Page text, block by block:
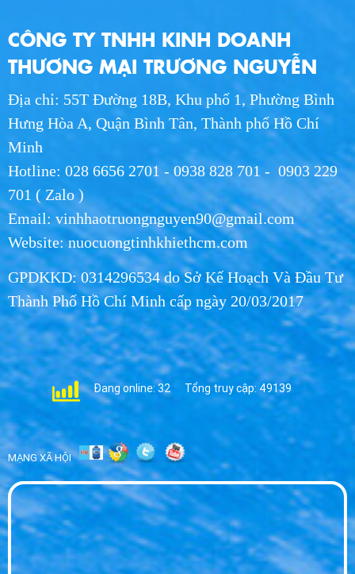
CÔNG TY TNHH KINH DOANH
THƯƠNG MẠI TRƯƠNG NGUYỄN
Địa chỉ: 55T Đường 18B, Khu phố 1, Phường Bình
Hưng Hòa A, Quận Bình Tân, Thành phố Hồ Chí
Minh
Hotline: 028 6656 2701 - 0938 828 701 - 0903 229
701 ( Zalo )
Email: vinhhaotruongnguyen90@gmail.com
Website: nuocuongtinhkhiethcm.com
GPDKKD: 0314296534 do Sở Kế Hoạch Và Đầu Tư
Thành Phố Hồ Chí Minh cấp ngày 20/03/2017
Đang online: 32 Tổng truy cập: 49139
MẠNG XÃ HỘI